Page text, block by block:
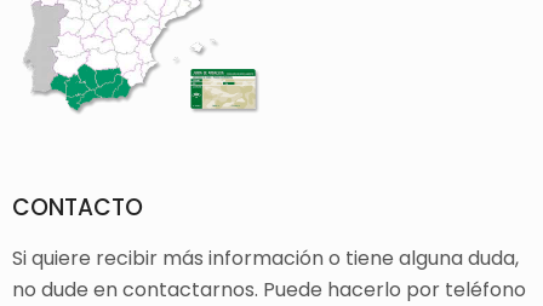
CONTACTO
Si quiere recibir más información o tiene alguna duda,
no dude en contactarnos. Puede hacerlo por teléfono